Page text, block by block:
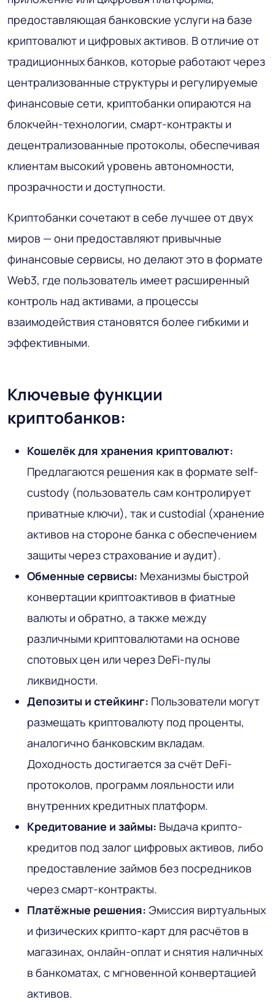
предоставляющая банковские услуги на базе
криптовалют и цифровых активов. В отличие от
традиционных банков, которые работают через
централизованные структуры и регулируемые
финансовые сети, криптобанки опираются на
блокчейн-технологии, смарт-контракты и
децентрализованные протоколы, обеспечивая
клиентам высокий уровень автономности,
прозрачности и доступности.
Криптобанки сочетают в себе лучшее от двух
миров — они предоставляют привычные
финансовые сервисы, но делают это в формате
Web3, где пользователь имеет расширенный
контроль над активами, а процессы
взаимодействия становятся более гибкими и
эффективными.
Ключевые функции
криптобанков:
Кошелёк для хранения криптовалют:
Предлагаются решения как в формате self-
custody (пользователь сам контролирует
приватные ключи), так и custodial (хранение
активов на стороне банка с обеспечением
защиты через страхование и аудит).
Обменные сервисы: Механизмы быстрой
конвертации криптоактивов в фиатные
валюты и обратно, а также между
различными криптовалютами на основе
спотовых цен или через DeFi-пулы
ликвидности.
Депозиты и стейкинг: Пользователи могут
размещать криптовалюту под проценты,
аналогично банковским вкладам.
Доходность достигается за счёт DeFi-
протоколов, программ лояльности или
внутренних кредитных платформ.
Кредитование и займы: Выдача крипто-
кредитов под залог цифровых активов, либо
предоставление займов без посредников
через смарт-контракты.
Платёжные решения: Эмиссия виртуальных
и физических крипто-карт для расчётов в
магазинах, онлайн-оплат и снятия наличных
в банкоматах, с мгновенной конвертацией
активов.